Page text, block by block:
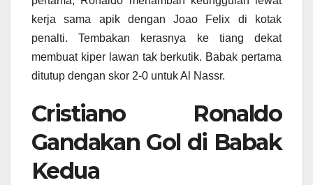
kerja sama apik dengan Joao Felix di kotak
penalti. Tembakan kerasnya ke tiang dekat
membuat kiper lawan tak berkutik. Babak pertama
ditutup dengan skor 2-0 untuk Al Nassr.
Cristiano Ronaldo
Gandakan Gol di Babak
Kedua